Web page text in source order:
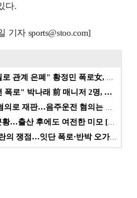
다.
기자 sports@stoo.com]
폭로" 박나래 前 매니저 2명, …
황정민 사생활 논란의 쟁점…잇단 폭로·반박 오가는 소모…